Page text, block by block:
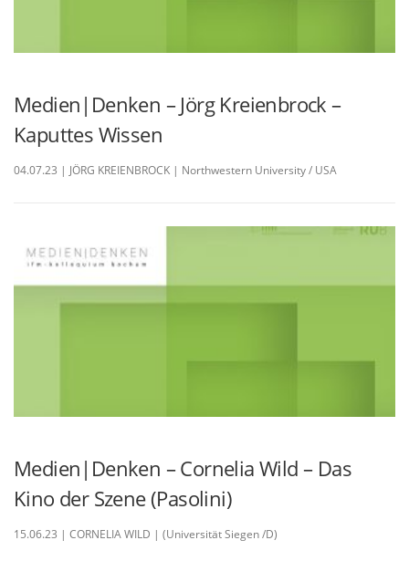
Medien|Denken – Jörg Kreienbrock –
Kaputtes Wissen
04.07.23 | JÖRG KREIENBROCK | Northwestern University / USA
Medien|Denken – Cornelia Wild – Das
Kino der Szene (Pasolini)
15.06.23 | CORNELIA WILD | (Universität Siegen /D)